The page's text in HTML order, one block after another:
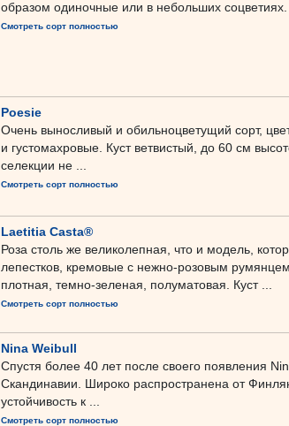
образом одиночные или в небольших
Смотреть сорт полностью
Poesie
Очень выносливый и обильноцветущий сорт,
и густомахровые. Куст ветвистый, до 60 см
селекции не ...
Смотреть сорт полностью
Laetitia Casta®
Роза столь же великолепная, что и модель,
лепестков, кремовые с нежно-розовым
плотная, темно-зеленая, полуматовая. Куст ...
Смотреть сорт полностью
Nina Weibull
Спустя более 40 лет после своего появления
Скандинавии. Широко распространена от
устойчивость к ...
Смотреть сорт полностью